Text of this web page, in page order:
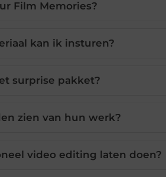
Film Memories?
kan ik insturen?
surprise pakket?
zien van hun werk?
video editing laten doen?